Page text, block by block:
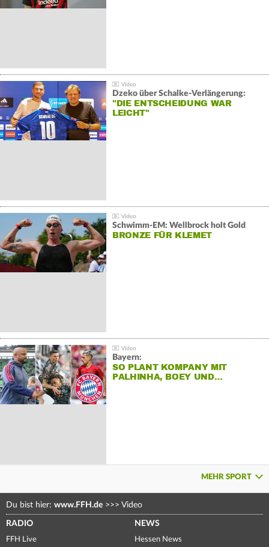
Dzeko über Schalke-Verlängerung:
"DIE ENTSCHEIDUNG WAR
LEICHT"
Schwimm-EM: Wellbrock holt Gold
BRONZE FÜR KLEMET
Bayern:
SO PLANT KOMPANY MIT
PALHINHA, BOEY UND…
MEHR SPORT
Du bist hier: www.FFH.de >>> Video
RADIO
FFH Live
NEWS
Hessen News